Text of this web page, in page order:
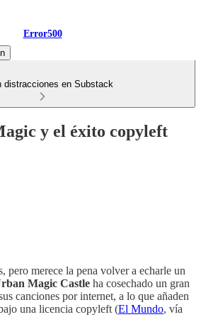
Error500
distracciones en Substack
y el éxito copyleft
pero merece la pena volver a echarle un
Magic Castle ha cosechado un gran
canciones por internet, a lo que añaden
una licencia copyleft (El Mundo, vía